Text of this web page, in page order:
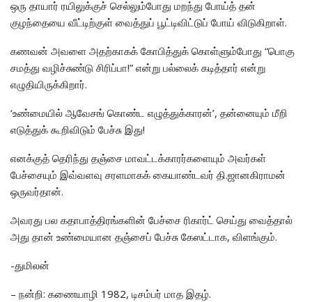
ஒரு தாயார் ரயிலுக்குச் செல்லும்போது மறந்து போய்த் தன்
குழந்தையை வீட்டிற்குள் வைத்துப் பூட்டிவிட்டுப் போய் விடுகிறாள்.
கணவன் அவளை அதற்காகக் கோபித்துக் கொள்ளும்போது “பொகு
சமத்து வழிச்சுண்டு சிரிப்பா!” என்று பல்லைக் கடித்தார் என்று
எழுதியிருக்கிறார்.
‘உண்மையில் ஆவேசங் கொண்ட எழுத்துக்காரன்’, தன்னையும் மீறி
எடுத்துக் கூறிவிடும் பேச்சு இது!
எனக்குத் தெரிந்து தஞ்சை மாவட்டக்காரர்களையும் அவர்கள்
பேச்சையும் இவ்வளவு சரளமாகக் கையாண்டவர் தி.ஜானகிராமன்
ஒருவர்தான்.
அவரது பல கதாபாத்திரங்களின் பேச்சை ரிகார்ட் செய்து வைத்தால்
அது தான் உண்மையான தஞ்சைப் பேச்சு கேஸட்டாக, விளங்கும்.
-துமிலன்
– நன்றி: கணையாழி 1982, டிசம்பர் மாத இதழ்.